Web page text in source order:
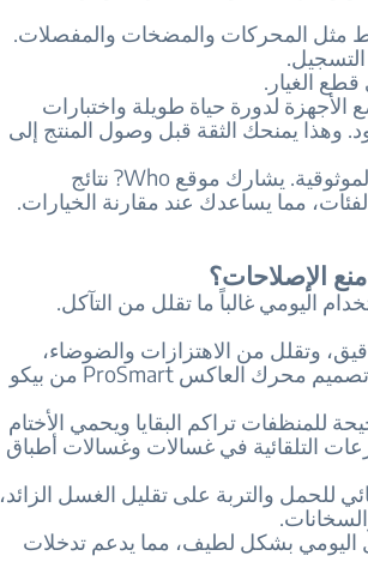
مثل المحركات والمضخات والمفصلات.
الغيار.
الأجهزة لدورة حياة طويلة واختبارات
وهذا يمنحك الثقة قبل وصول المنتج إلى
نصيحة: غالبًا ما تنشر الهيئات المستقلة رؤى الموثوقية. يشارك موقع Who? نتائج
مما يساعدك عند مقارنة الخيارات.
الإصلاحات؟
اليومي غالباً ما تقلل من التآكل.
وتقلل من الاهتزازات والضوضاء،
وتدعم التشغيل السلس مع مرور الوقت. تم تصميم محرك العاكس ProSmart من بيكو
للمنظفات تراكم البقايا ويحمي الأختام
التلقائية في غسالات وغسالات أطباق
للحمل والتربة على تقليل الغسل الزائد،
اليومي بشكل لطيف، مما يدعم تدخلات